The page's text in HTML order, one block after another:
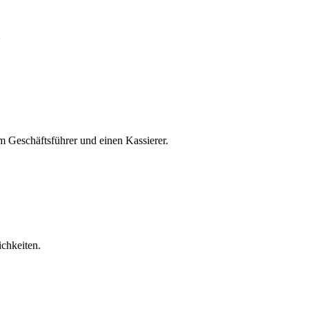
Geschäftsführer und einen Kassierer.